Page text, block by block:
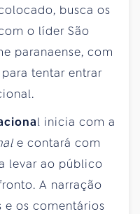
busca os
o líder São
paranaense, com
tentar entrar
l inicia com a
e contará com
levar ao público
A narração
e os comentários